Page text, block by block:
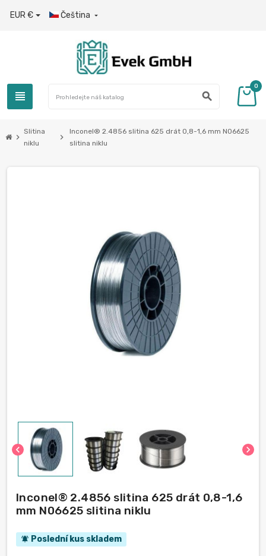
EUR € Čeština 
view_headline search
0
chevron_right
Slitina
niklu
chevron_right
Inconel® 2.4856 slitina 625 drát 0,8-1,6 mm N06625
slitina niklu
chevron_left chevron_right
Inconel® 2.4856 slitina 625 drát 0,8-1,6
mm N06625 slitina niklu
notifications_active Poslední kus skladem